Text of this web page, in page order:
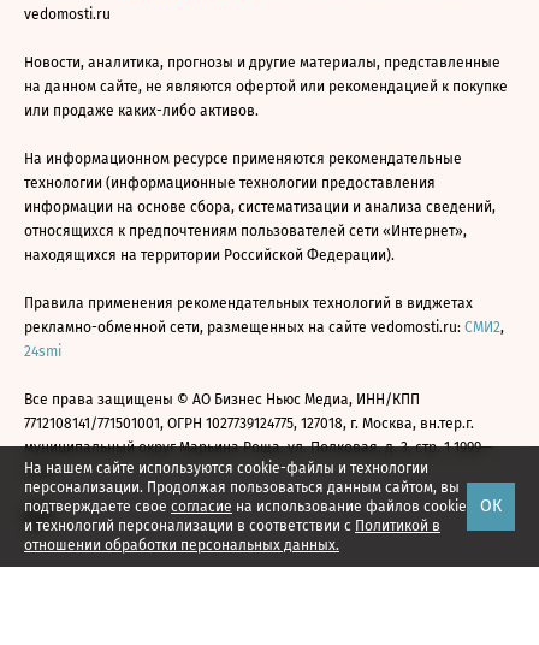
На нашем сайте используются cookie-файлы и технологии
персонализации. Продолжая пользоваться данным сайтом, вы
подтверждаете свое согласие на использование файлов cookie
и технологий персонализации в соответствии с Политикой в
отношении обработки персональных данных.
ОК
vedomosti.ru
Новости, аналитика, прогнозы и другие материалы, представленные
на данном сайте, не являются офертой или рекомендацией к покупке
или продаже каких-либо активов.
На информационном ресурсе применяются рекомендательные
технологии (информационные технологии предоставления
информации на основе сбора, систематизации и анализа сведений,
относящихся к предпочтениям пользователей сети «Интернет»,
находящихся на территории Российской Федерации).
Правила применения рекомендательных технологий в виджетах
рекламно-обменной сети, размещенных на сайте vedomosti.ru: СМИ2,
24smi
Все права защищены © АО Бизнес Ньюс Медиа, ИНН/КПП
7712108141/771501001, ОГРН 1027739124775, 127018, г. Москва, вн.тер.г.
муниципальный округ Марьина Роща, ул. Полковая, д. 3, стр. 1 1999—
2026